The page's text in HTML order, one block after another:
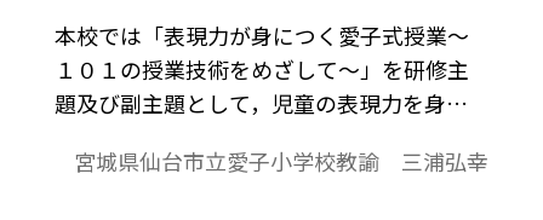
本校では「表現力が身につく愛子式授業～
１０１の授業技術をめざして～」を研修主
題及び副主題として，児童の表現力を身に
ことを目標として取り組んで来ている。ICT
宮城県仙台市立愛子小学校教諭 三浦弘幸